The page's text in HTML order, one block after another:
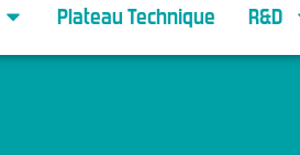
Plateau Technique R&D